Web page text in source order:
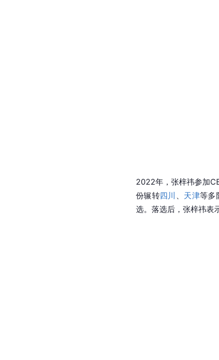
2022年，张梓祎参加
份辗转四川 、 天津等多
选。落选后，张梓祎表